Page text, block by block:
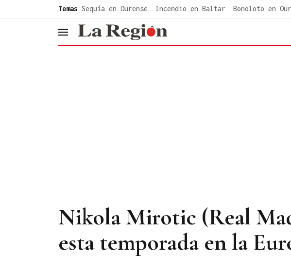
Temas Sequía en Ourense Incendio en Baltar Bonoloto en
header.menu.open
Nikola Mirotic (Real
esta temporada en la